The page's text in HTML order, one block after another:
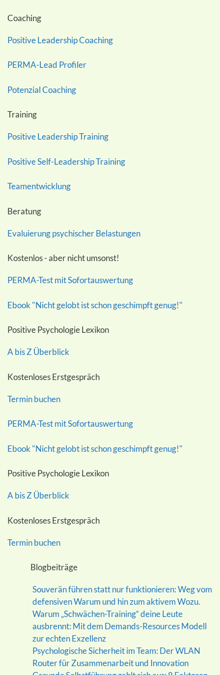
Coaching
Positive Leadership Coaching
PERMA-Lead Profiler
Potenzial Coaching
Training
Positive Leadership Training
Positive Self-Leadership Training
Teamentwicklung
Beratung
Evaluierung psychischer Belastungen
Kostenlos - aber nicht umsonst!
PERMA-Test mit Sofortauswertung
Ebook "Nicht gelobt ist schon geschimpft genug!"
Positive Psychologie Lexikon
A bis Z Überblick
Kostenloses Erstgespräch
Termin buchen
PERMA-Test mit Sofortauswertung
Ebook "Nicht gelobt ist schon geschimpft genug!"
Positive Psychologie Lexikon
A bis Z Überblick
Kostenloses Erstgespräch
Termin buchen
Blogbeiträge
Souverän führen statt nur funktionieren: Weg vom
defensiven Warum und hin zum aktivem Wozu.
Warum „Schwächen-Training“ deine Leute
ausbrennt: Mit dem Demands-Resources Modell
zur echten Exzellenz
Psychologische Sicherheit im Team: Der WLAN
Router für Zusammenarbeit und Innovation